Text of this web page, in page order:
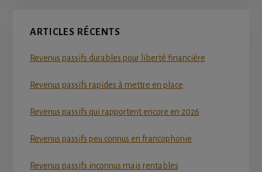
ARTICLES RÉCENTS
Revenus passifs durables pour liberté financière
Revenus passifs rapides à mettre en place
Revenus passifs qui rapportent encore en 2026
Revenus passifs peu connus en francophonie
Revenus passifs inconnus mais rentables